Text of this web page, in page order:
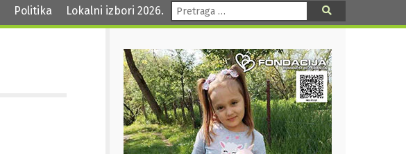
Politika Lokalni izbori 2026. Pretraga: